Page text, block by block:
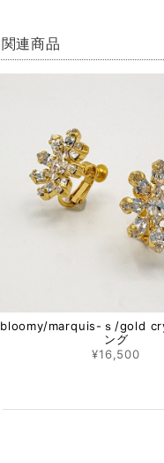
関連商品
bloomy/marquis-ｓ/gold
ング
¥16,500